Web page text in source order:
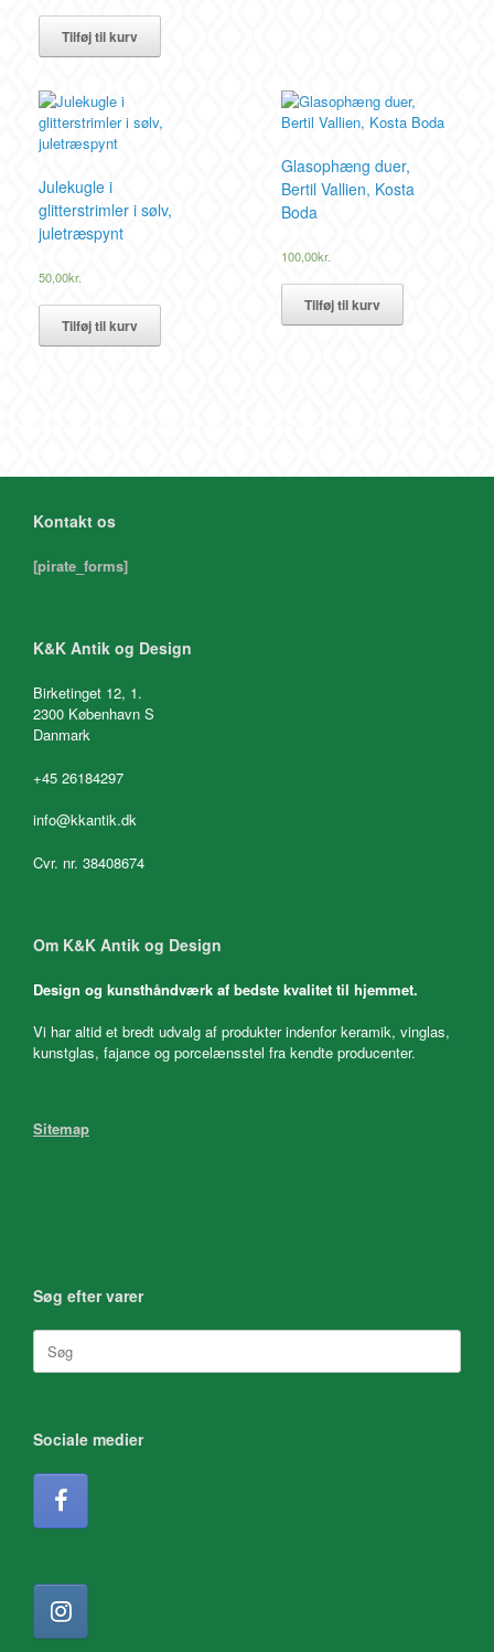
Tilføj til kurv
Julekugle i
glitterstrimler i sølv,
juletræspynt
50,00kr.
Tilføj til kurv
Glasophæng duer,
Bertil Vallien, Kosta
Boda
100,00kr.
Tilføj til kurv
Kontakt os
[pirate_forms]
K&K Antik og Design
Birketinget 12, 1.
2300 København S
Danmark
+45 26184297
info@kkantik.dk
Cvr. nr. 38408674
Om K&K Antik og Design
Design og kunsthåndværk af bedste kvalitet til hjemmet.
Vi har altid et bredt udvalg af produkter indenfor keramik, vinglas,
kunstglas, fajance og porcelænsstel fra kendte producenter.
Sitemap
Søg efter varer
efter:
Sociale medier